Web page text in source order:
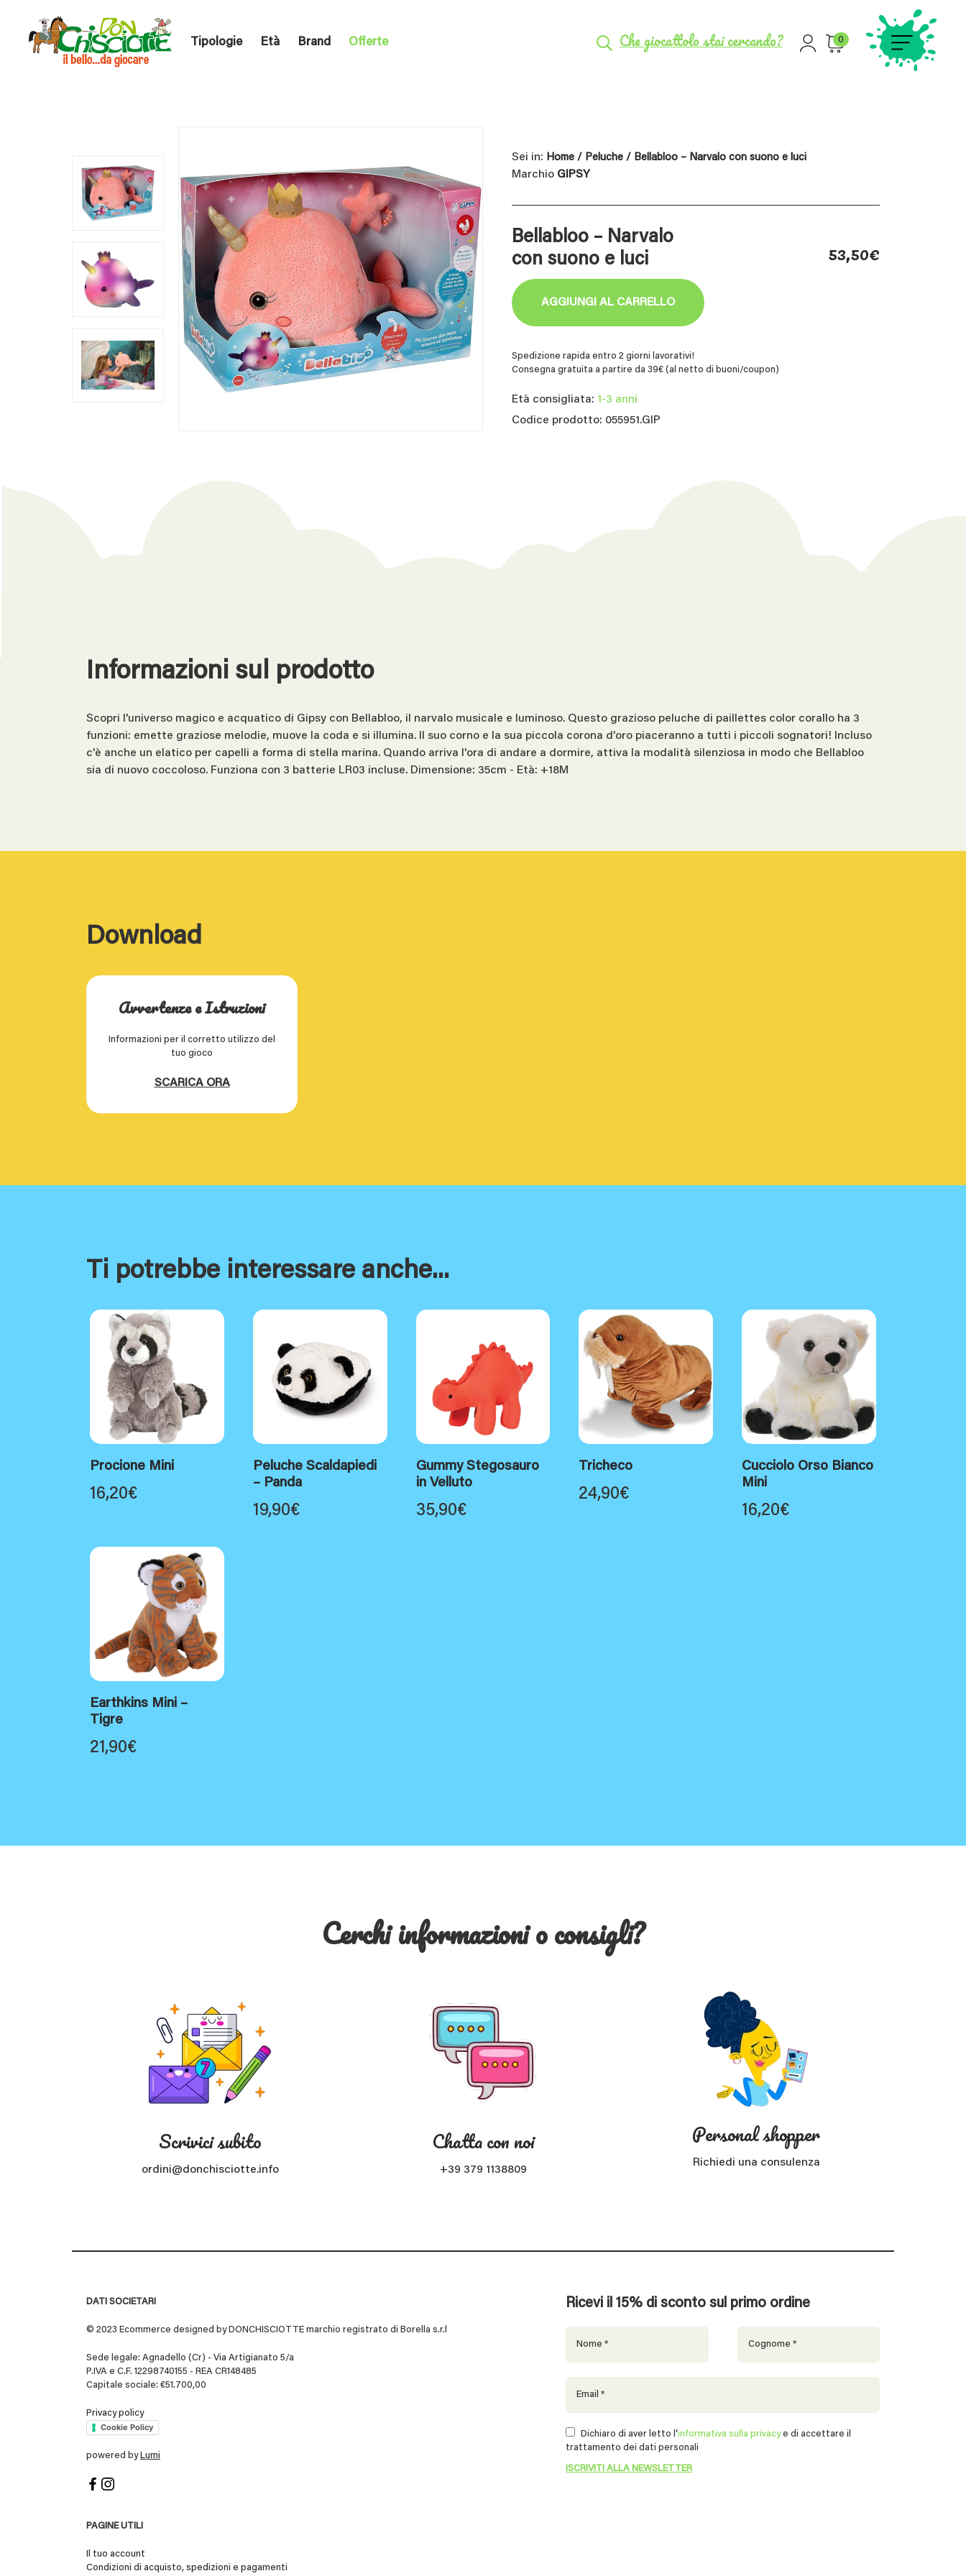
Tipologie Età Brand Offerte Che giocattolo stai cercando? 0
Sei in: Home / Peluche / Bellabloo – Narvalo con suono e luci
Marchio GIPSY
Bellabloo – Narvalo
con suono e luci
53,50€
AGGIUNGI AL CARRELLO
Spedizione rapida entro 2 giorni lavorativi!
Consegna gratuita a partire da 39€ (al netto di buoni/coupon)
Età consigliata: 1-3 anni
Codice prodotto: 055951.GIP
Informazioni sul prodotto
Scopri l'universo magico e acquatico di Gipsy con Bellabloo, il narvalo musicale e luminoso. Questo grazioso peluche di paillettes color corallo ha 3
funzioni: emette graziose melodie, muove la coda e si illumina. Il suo corno e la sua piccola corona d'oro piaceranno a tutti i piccoli sognatori! Incluso
c'è anche un elatico per capelli a forma di stella marina. Quando arriva l'ora di andare a dormire, attiva la modalità silenziosa in modo che Bellabloo
sia di nuovo coccoloso. Funziona con 3 batterie LR03 incluse. Dimensione: 35cm - Età: +18M
Download
Avvertenze e Istruzioni
Informazioni per il corretto utilizzo del
tuo gioco
SCARICA ORA
Ti potrebbe interessare anche...
Procione Mini
16,20€
Peluche Scaldapiedi
– Panda
19,90€
Gummy Stegosauro
in Velluto
35,90€
Tricheco
24,90€
Cucciolo Orso Bianco
Mini
16,20€
Earthkins Mini –
Tigre
21,90€
Cerchi informazioni o consigli?
Scrivici subito
ordini@donchisciotte.info
Chatta con noi
+39 379 1138809
Personal shopper
Richiedi una consulenza
DATI SOCIETARI
© 2023 Ecommerce designed by DONCHISCIOTTE marchio registrato di Borella s.r.l
Sede legale: Agnadello (Cr) - Via Artigianato 5/a
P.IVA e C.F. 12298740155 - REA CR148485
Capitale sociale: €51.700,00
Privacy policy
Cookie Policy
powered by Lumi
PAGINE UTILI
Il tuo account
Condizioni di acquisto, spedizioni e pagamenti
Ricevi il 15% di sconto sul primo ordine
Dichiaro di aver letto l'informativa sulla privacye di accettare il
trattamento dei dati personali